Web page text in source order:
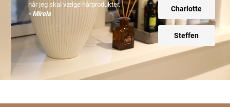
Charlotte
Steffen
når jeg skal vælge hårprodukter.
- Mirela